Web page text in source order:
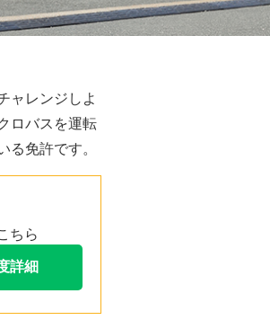
ャレンジしよ
ロバスを運転
免許です。
ちら
詳細